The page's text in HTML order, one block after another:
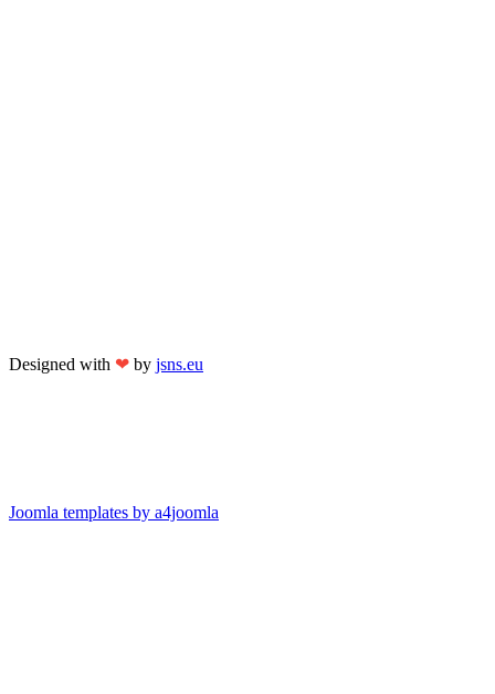
Designed with ❤ by jsns.eu
Joomla templates by a4joomla